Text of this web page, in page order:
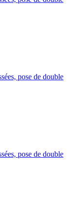
pose de double
pose de double